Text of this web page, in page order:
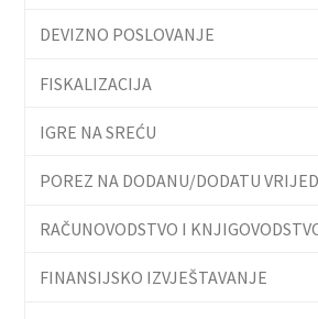
DEVIZNO POSLOVANJE
FISKALIZACIJA
IGRE NA SREĆU
POREZ NA DODANU/DODATU
RAČUNOVODSTVO I
FINANSIJSKO IZVJEŠTAVANJE